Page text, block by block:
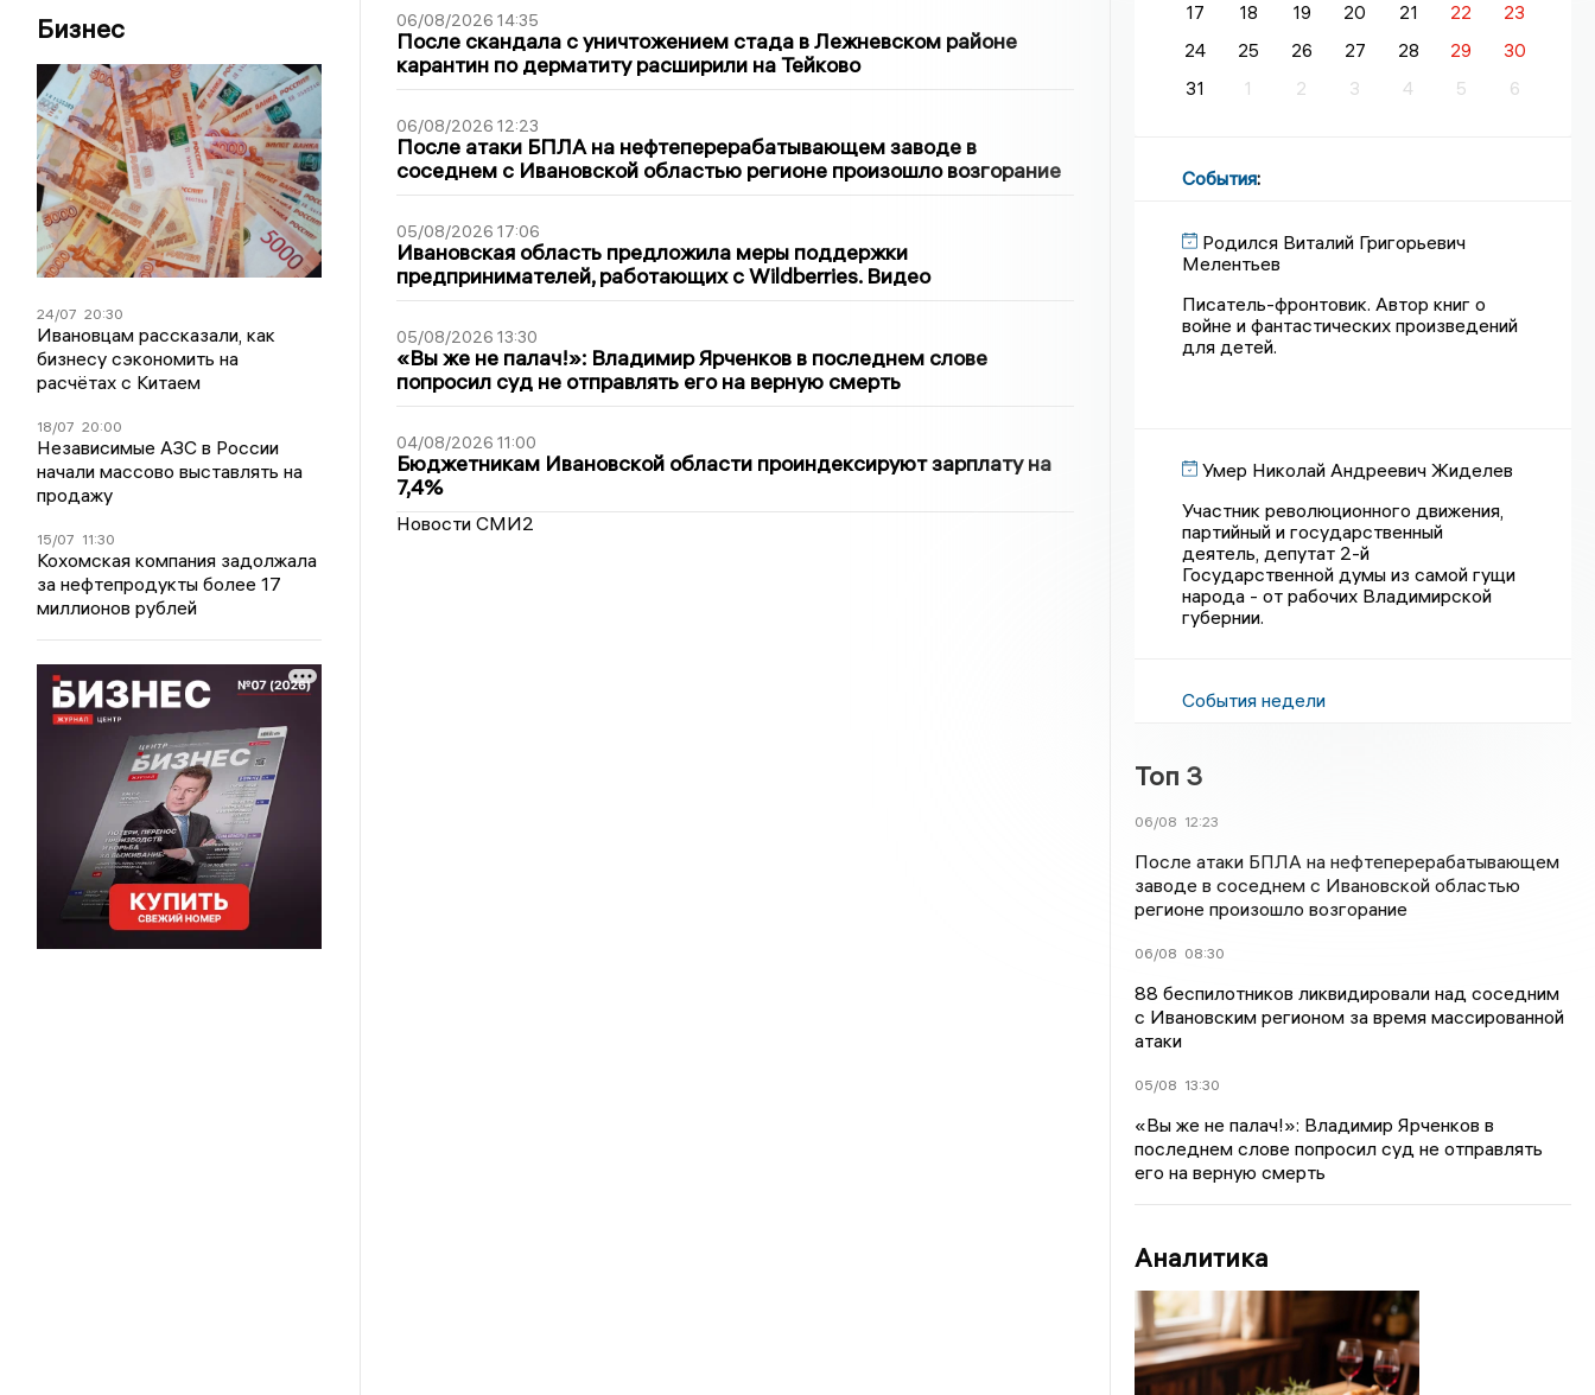
Бизнес
24/07 20:30
Ивановцам рассказали, как
бизнесу сэкономить на
расчётах с Китаем
18/07 20:00
Независимые АЗС в России
начали массово выставлять на
продажу
15/07 11:30
Кохомская компания задолжала
за нефтепродукты более 17
миллионов рублей
06/08/2026 14:35
После скандала с уничтожением стада в Лежневском районе
карантин по дерматиту расширили на Тейково
06/08/2026 12:23
После атаки БПЛА на нефтеперерабатывающем заводе в
соседнем с Ивановской областью регионе произошло возгорание
05/08/2026 17:06
Ивановская область предложила меры поддержки
предпринимателей, работающих с Wildberries. Видео
05/08/2026 13:30
«Вы же не палач!»: Владимир Ярченков в последнем слове
попросил суд не отправлять его на верную смерть
04/08/2026 11:00
Бюджетникам Ивановской области проиндексируют зарплату на
7,4%
Новости СМИ2
17
18 19 20 21 22
23
24
25 26 27 28 29
30
31
1 2 3 4 5 6
События:
Родился Виталий Григорьевич
Мелентьев
Писатель-фронтовик. Автор книг о
войне и фантастических произведений
для детей.
Умер Николай Андреевич Жиделев
Участник революционного движения,
партийный и государственный
деятель, депутат 2-й
Государственной думы из самой гущи
народа - от рабочих Владимирской
губернии.
События недели
Топ 3
06/08 12:23
После атаки БПЛА на нефтеперерабатывающем
заводе в соседнем с Ивановской областью
регионе произошло возгорание
06/08 08:30
88 беспилотников ликвидировали над соседним
с Ивановским регионом за время массированной
атаки
05/08 13:30
«Вы же не палач!»: Владимир Ярченков в
последнем слове попросил суд не отправлять
его на верную смерть
Аналитика